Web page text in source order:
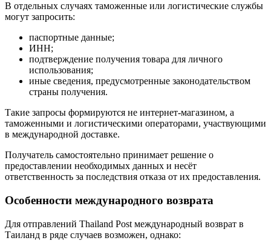
В отдельных случаях таможенные или логистические службы
могут запросить:
паспортные данные;
ИНН;
подтверждение получения товара для личного
использования;
иные сведения, предусмотренные законодательством
страны получения.
Такие запросы формируются не интернет-магазином, а
таможенными и логистическими операторами, участвующими
в международной доставке.
Получатель самостоятельно принимает решение о
предоставлении необходимых данных и несёт
ответственность за последствия отказа от их предоставления.
Особенности международного возврата
Для отправлений Thailand Post международный возврат в
Таиланд в ряде случаев возможен, однако: